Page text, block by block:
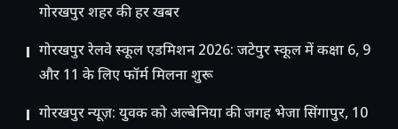
गोरखपुर शहर की हर खबर
गोरखपुर रेलवे स्कूल एडमिशन 2026: जटेपुर स्कूल में कक्षा 6, 9
और 11 के लिए फॉर्म मिलना शुरू
गोरखपुर न्यूज़: युवक को अल्बेनिया की जगह भेजा सिंगापुर, 10